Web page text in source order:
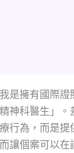
是擁有國際
神科醫生」
行為，而是提
讓個案可以在